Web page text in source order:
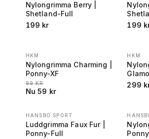
REA:
Nylongrimma Berry |
Shetland-Full
199 kr
199
REA
HKM
Nylongrimma Charming |
Ponny-XF
LÄGSTA PRIS 30 DAGAR FÖRE REA:
99KR
Nu59 kr
HKM
299
REA−37%
HANSBO SPORT
Luddgrimma Faux Fur |
Ponny-Full